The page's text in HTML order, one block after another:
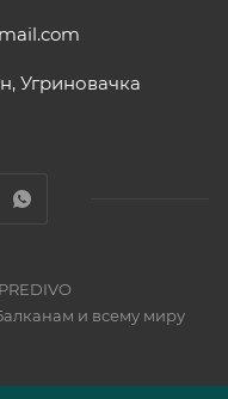
Угриновачка
и всему миру